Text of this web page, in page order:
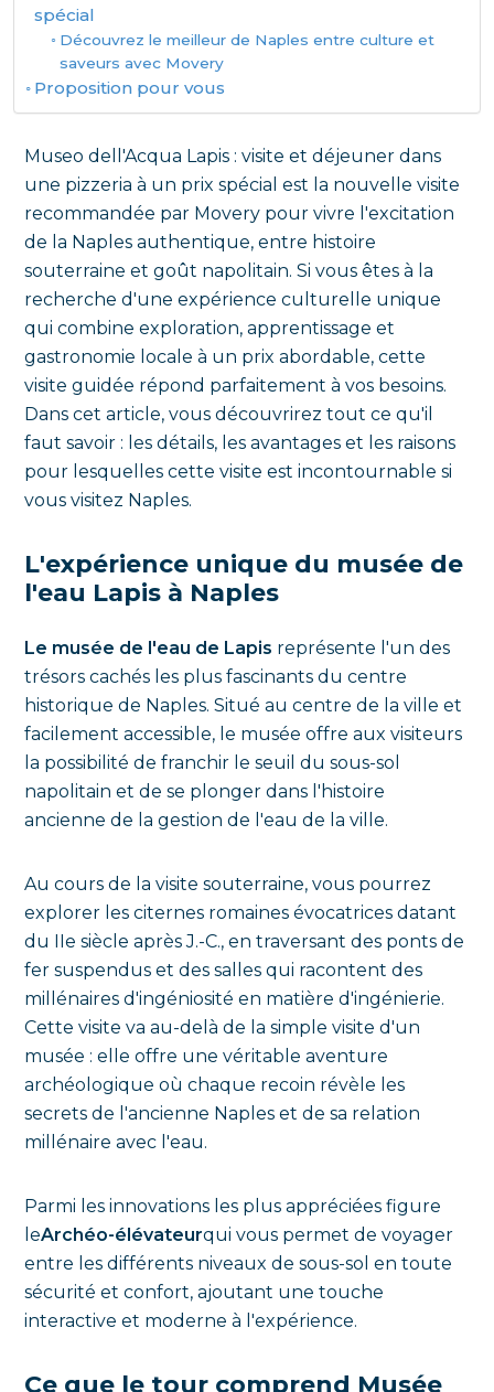
spécial
Découvrez le meilleur de Naples entre culture et
saveurs avec Movery
Proposition pour vous
Museo dell'Acqua Lapis : visite et déjeuner dans
une pizzeria à un prix spécial est la nouvelle visite
recommandée par Movery pour vivre l'excitation
de la Naples authentique, entre histoire
souterraine et goût napolitain. Si vous êtes à la
recherche d'une expérience culturelle unique
qui combine exploration, apprentissage et
gastronomie locale à un prix abordable, cette
visite guidée répond parfaitement à vos besoins.
Dans cet article, vous découvrirez tout ce qu'il
faut savoir : les détails, les avantages et les raisons
pour lesquelles cette visite est incontournable si
vous visitez Naples.
L'expérience unique du musée de
l'eau Lapis à Naples
Le musée de l'eau de Lapis représente l'un des
trésors cachés les plus fascinants du centre
historique de Naples. Situé au centre de la ville et
facilement accessible, le musée offre aux visiteurs
la possibilité de franchir le seuil du sous-sol
napolitain et de se plonger dans l'histoire
ancienne de la gestion de l'eau de la ville.
Au cours de la visite souterraine, vous pourrez
explorer les citernes romaines évocatrices datant
du IIe siècle après J.-C., en traversant des ponts de
fer suspendus et des salles qui racontent des
millénaires d'ingéniosité en matière d'ingénierie.
Cette visite va au-delà de la simple visite d'un
musée : elle offre une véritable aventure
archéologique où chaque recoin révèle les
secrets de l'ancienne Naples et de sa relation
millénaire avec l'eau.
Parmi les innovations les plus appréciées figure
leArchéo-élévateurqui vous permet de voyager
entre les différents niveaux de sous-sol en toute
sécurité et confort, ajoutant une touche
interactive et moderne à l'expérience.
Ce que le tour comprend Musée